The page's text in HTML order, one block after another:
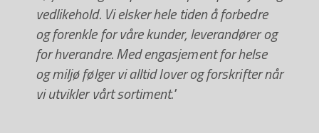
vedlikehold. Vi elsker hele tiden å forbedre
og forenkle for våre kunder, leverandører og
for hverandre. Med engasjement for helse
og miljø følger vi alltid lover og forskrifter når
vi utvikler vårt sortiment."